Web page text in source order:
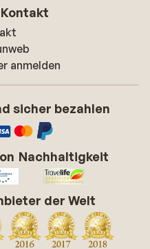
anmelden
sicher bezahlen
Nachhaltigkeit
der Welt